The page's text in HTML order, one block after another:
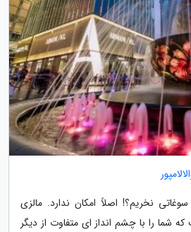
سوغاتی نخریم؟! اصلاً امکان ندارد. مالزی
شما را با چشم انداز ای متفاوت از دیگر